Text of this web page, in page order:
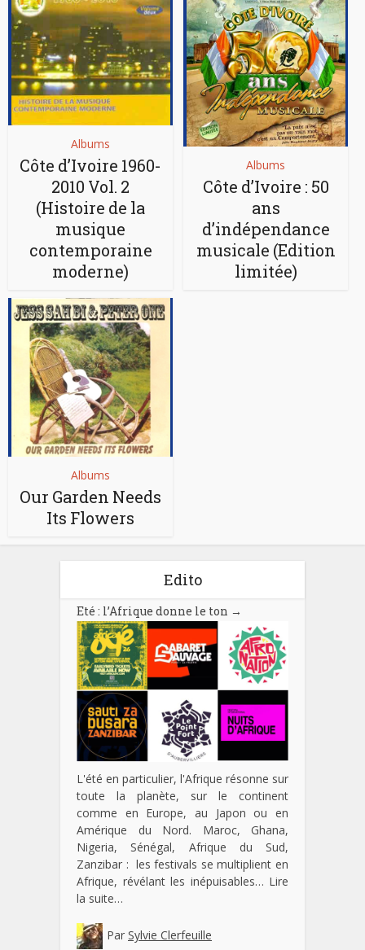
Albums
Côte d’Ivoire 1960-
2010 Vol. 2
(Histoire de la
musique
contemporaine
moderne)
Albums
Côte d’Ivoire : 50
ans
d’indépendance
musicale (Edition
limitée)
Albums
Our Garden Needs
Its Flowers
Edito
Eté : l’Afrique donne le ton →
L'été en particulier, l'Afrique résonne sur
toute la planète, sur le continent
comme en Europe, au Japon ou en
Amérique du Nord. Maroc, Ghana,
Nigeria, Sénégal, Afrique du Sud,
Zanzibar : les festivals se multiplient en
Afrique, révélant les inépuisables… Lire
la suite…
Par Sylvie Clerfeuille